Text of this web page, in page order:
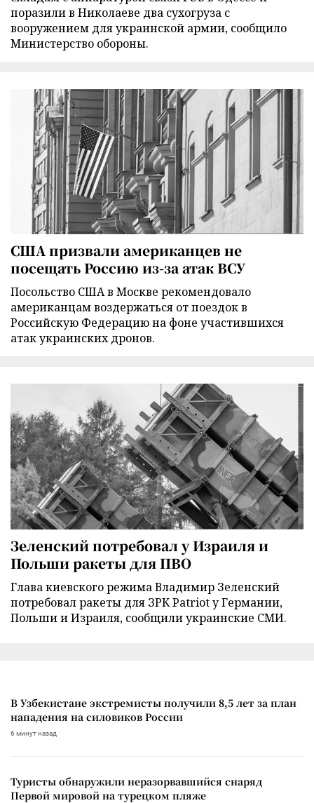
поразили в Николаеве два сухогруза с
вооружением для украинской армии, сообщило
Министерство обороны.
США призвали американцев не
посещать Россию из-за атак ВСУ
Посольство США в Москве рекомендовало
американцам воздержаться от поездок в
Российскую Федерацию на фоне участившихся
атак украинских дронов.
Зеленский потребовал у Израиля и
Польши ракеты для ПВО
Глава киевского режима Владимир Зеленский
потребовал ракеты для ЗРК Patriot у Германии,
Польши и Израиля, сообщили украинские СМИ.
В Узбекистане экстремисты получили 8,5 лет за план
нападения на силовиков России
6 минут назад
Туристы обнаружили неразорвавшийся снаряд
Первой мировой на турецком пляже